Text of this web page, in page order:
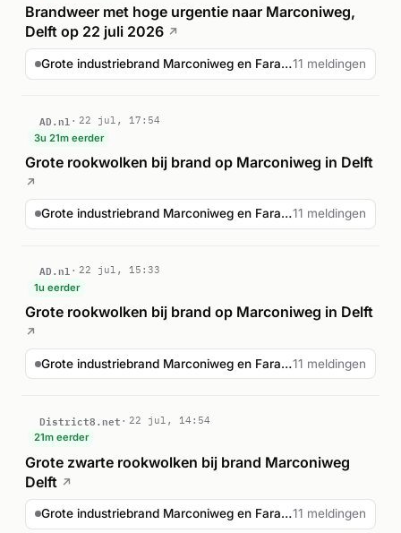
Brandweer met hoge urgentie naar Marconiweg,
Delft op 22 juli 2026 ↗
Grote industriebrand Marconiweg en Faradayweg Delft11 meldingen
AD.nl
22 jul, 17:54
3u 21m eerder
Grote rookwolken bij brand op Marconiweg in Delft
↗
Grote industriebrand Marconiweg en Faradayweg Delft11 meldingen
AD.nl
22 jul, 15:33
1u eerder
Grote rookwolken bij brand op Marconiweg in Delft
↗
Grote industriebrand Marconiweg en Faradayweg Delft11 meldingen
District8.net
22 jul, 14:54
21m eerder
Grote zwarte rookwolken bij brand Marconiweg
Delft ↗
Grote industriebrand Marconiweg en Faradayweg Delft11 meldingen